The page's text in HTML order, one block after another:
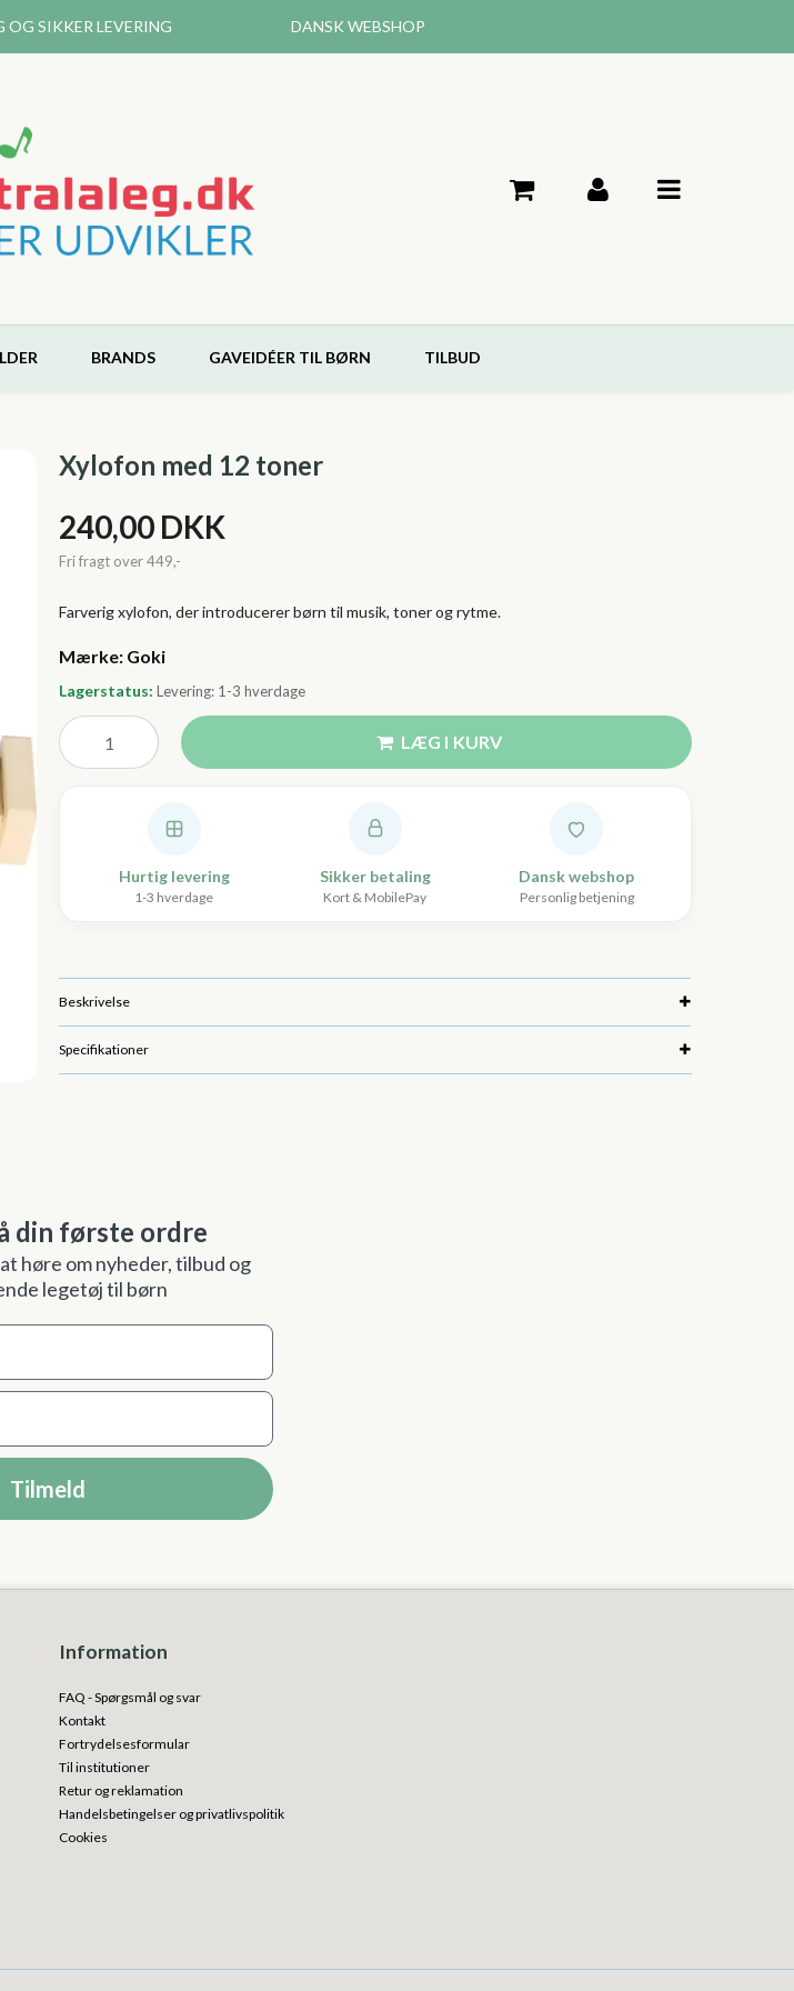
OG SIKKER LEVERING DANSK WEBSHOP
BRANDS GAVEIDÉER TIL BØRN TILBUD
Xylofon med 12 toner
240,00 DKK
Farverig xylofon, der introducerer børn til musik, toner og rytme.
Lagerstatus: Levering: 1-3 hverdage
LÆG I KURV
Hurtig levering
1-3 hverdage
Sikker betaling
Kort & MobilePay
Dansk webshop
Personlig betjening
Beskrivelse
Specifikationer
din første ordre
høre om nyheder, tilbud og
legetøj til børn
Tilmeld
Information
FAQ - Spørgsmål og svar
Kontakt
Fortrydelsesformular
Til institutioner
Retur og reklamation
Handelsbetingelser og privatlivspolitik
Cookies